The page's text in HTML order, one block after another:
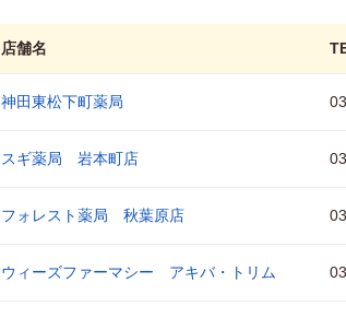
店舗名
神田東松下町薬局
スギ薬局 岩本町店
フォレスト薬局 秋葉原店
ウィーズファーマシー アキバ・トリム